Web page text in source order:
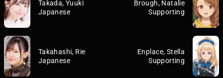
Takada, Yuuki
Japanese
Brough, Natalie
Supporting
Takahashi, Rie
Japanese
Enplace, Stella
Supporting